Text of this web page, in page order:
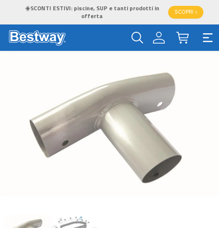
☀️SCONTI ESTIVI: piscine, SUP e tanti prodotti in
offerta
SCOPRI >